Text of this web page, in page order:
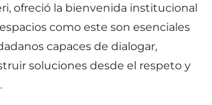
ofreció la bienvenida institucional
como este son esenciales
capaces de dialogar,
soluciones desde el respeto y